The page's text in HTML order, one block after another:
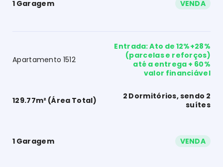
1 Garagem VENDA
Apartamento 1512
129.77m² (Área Total)
2 Dormitórios, sendo 2
suítes
1 Garagem
Entrada: Ato de 12%+28%
(parcelas e reforços)
até a entrega + 60%
valor financiável
VENDA